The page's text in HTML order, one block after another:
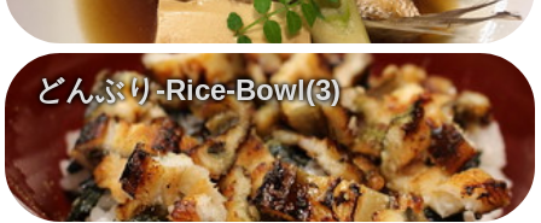
どんぶり-Rice-Bowl(3)